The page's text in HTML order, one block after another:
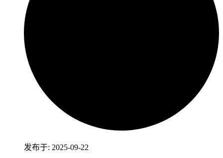
发布于: 2025-09-22